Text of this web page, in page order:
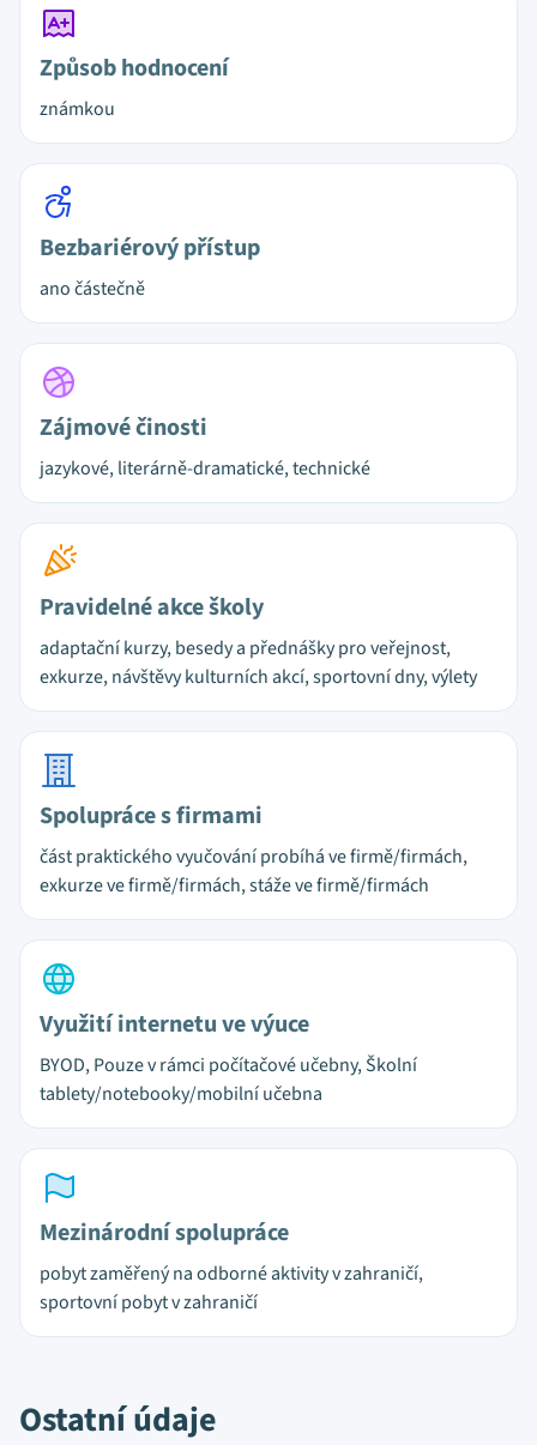
Způsob hodnocení
známkou
Bezbariérový přístup
ano částečně
Zájmové činosti
jazykové, literárně-dramatické, technické
Pravidelné akce školy
adaptační kurzy, besedy a přednášky pro veřejnost,
exkurze, návštěvy kulturních akcí, sportovní dny, výlety
Spolupráce s firmami
část praktického vyučování probíhá ve firmě/firmách,
exkurze ve firmě/firmách, stáže ve firmě/firmách
Využití internetu ve výuce
BYOD, Pouze v rámci počítačové učebny, Školní
tablety/notebooky/mobilní učebna
Mezinárodní spolupráce
pobyt zaměřený na odborné aktivity v zahraničí,
sportovní pobyt v zahraničí
Ostatní údaje